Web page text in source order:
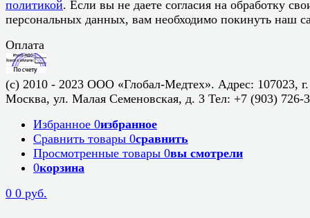
политикой. Если вы не даете согласия на обработку
персональных данных, вам необходимо покинуть наш
Оплата
(c) 2010 - 2023 ООО «Глобал-Медтех». Адрес: 107023, г.
Москва, ул. Малая Семеновская, д. 3 Тел: +7 (903) 726-
Избранное 0избранное
Сравнить товары 0сравнить
Просмотренные товары 0вы смотрели
0корзина
0 0 руб.